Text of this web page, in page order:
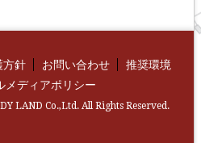
方針 お問い合わせ
推奨環境
メディアポリシー
LAND Co.,Ltd. All Rights Reserved.